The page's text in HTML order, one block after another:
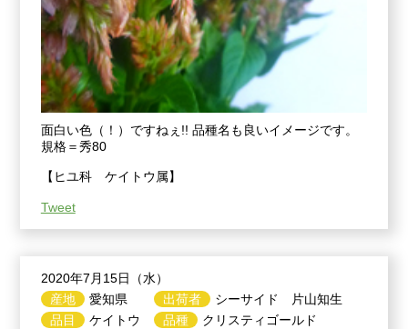
面白い色（！）ですねぇ!! 品種名も良いイメージです。
規格＝秀80
【ヒユ科 ケイトウ属】
Tweet
2020年7月15日（水）
産地
愛知県
品目
ケイトウ
出荷者
シーサイド 片山知生
品種
クリスティゴールド